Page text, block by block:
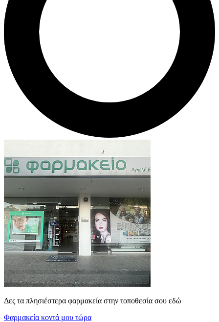
Δες τα πλησιέστερα φαρμακεία στην τοποθεσία σου εδώ
Φαρμακεία κοντά μου τώρα